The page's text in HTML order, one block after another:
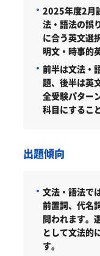
2025年度2月
法・語法の誤
に合う英文選
明文・時事的
前半は文法・
題、後半は英
全受験パター
科目にするこ
出題傾向
文法・語法で
前置詞、代名
問われます。
として文法的
す。